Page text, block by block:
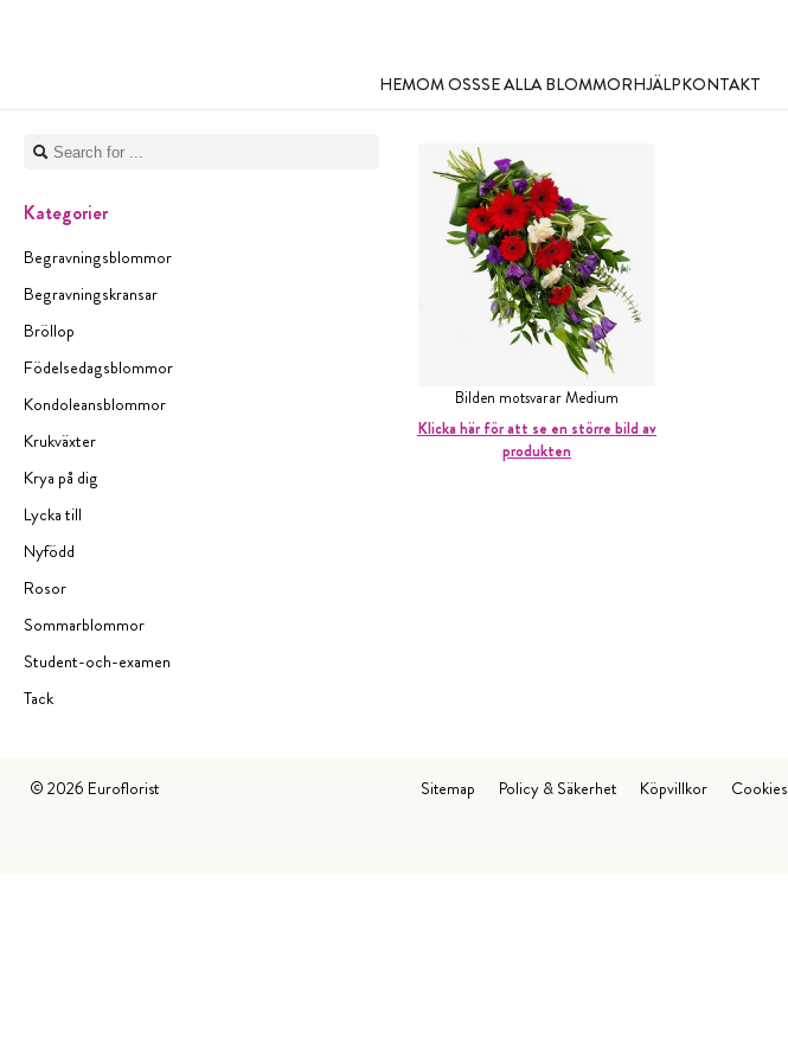
HEMOM OSSSE ALLA BLOMMORHJÄLPKONTAKT
Kategorier
Begravningsblommor
Begravningskransar
Bröllop
Födelsedagsblommor
Kondoleansblommor
Krukväxter
Krya på dig
Lycka till
Nyfödd
Rosor
Sommarblommor
Student-och-examen
Tack
Bilden motsvarar Medium
Klicka här för att se en större bild av
produkten
© 2026 Euroflorist Sitemap Policy & Säkerhet Köpvillkor Cookies